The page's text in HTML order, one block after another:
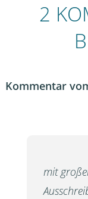
2
Kommentar
mit